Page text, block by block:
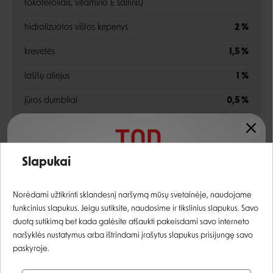
tokoferoliais, vitamino E šaltinis)
hidrolizuotos vištos kepenys 2 %
krevetės 1,5 %
lašišų aliejus 1 %
jūros dumbliai 0,5 %
0,025 %
fruktooligosacharidai 0,015 %
šeriuotosios jukos ekstraktas 0,015 %
Įvertinimas:
Registruotis
Slapukai
Norėdami užtikrinti sklandesnį naršymą mūsų svetainėje, naudojame
funkcinius slapukus. Jeigu sutiksite, naudosime ir tikslinius slapukus. Savo
duotą sutikimą bet kada galėsite atšaukti pakeisdami savo interneto
naršyklės nustatymus arba ištrindami įrašytus slapukus prisijungę savo
paskyroje.